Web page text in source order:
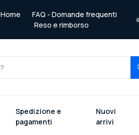
Home
FAQ - Domande frequenti
Reso e rimborso
Spedizione e
pagamenti
Nuovi
arrivi